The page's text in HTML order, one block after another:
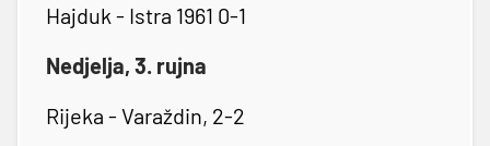
Hajduk - Istra 1961 0-1
Nedjelja, 3. rujna
Rijeka - Varaždin, 2-2